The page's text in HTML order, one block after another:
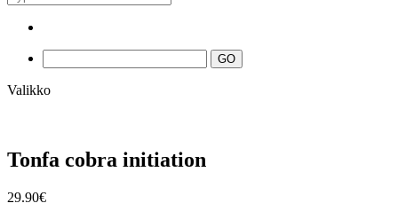
Valikko
Tonfa cobra initiation
29.90€